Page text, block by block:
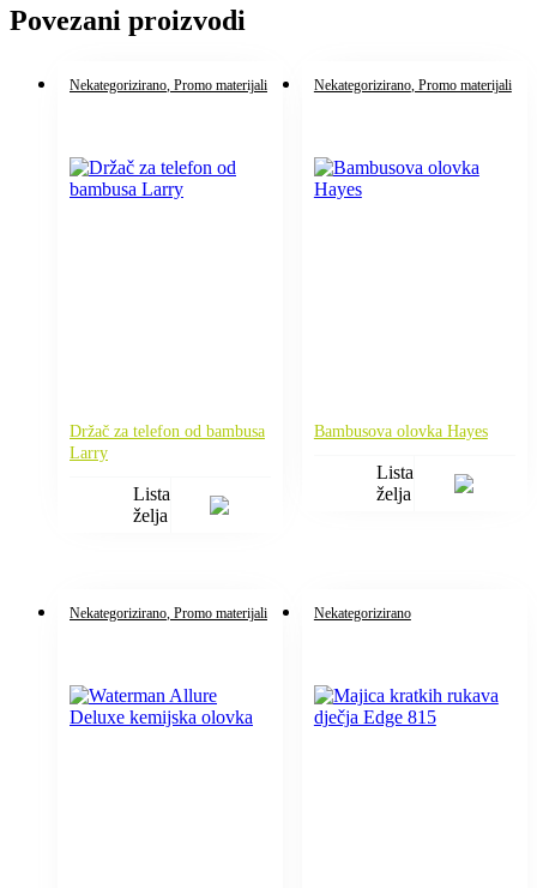
Povezani proizvodi
Nekategorizirano , Promo materijali
Držač za telefon od bambusa
Larry
Lista
želja
Nekategorizirano, Promo materijali
Bambusova olovka Hayes
Lista
želja
Nekategorizirano, Promo materijali Nekategorizirano